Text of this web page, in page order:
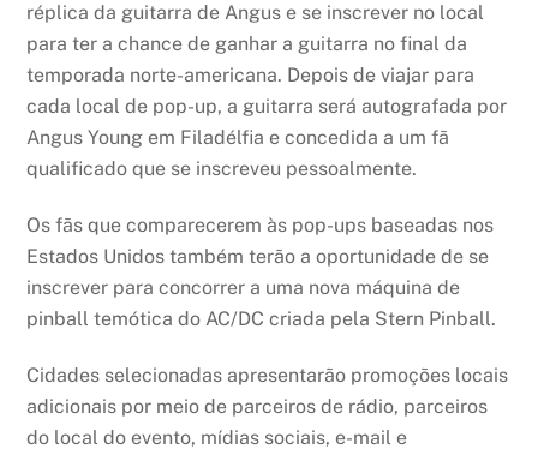
réplica da guitarra de Angus e se inscrever no local
para ter a chance de ganhar a guitarra no final da
temporada norte-americana. Depois de viajar para
cada local de pop-up, a guitarra será autografada por
Angus Young em Filadélfia e concedida a um fã
qualificado que se inscreveu pessoalmente.
Os fãs que comparecerem às pop-ups baseadas nos
Estados Unidos também terão a oportunidade de se
inscrever para concorrer a uma nova máquina de
pinball temótica do AC/DC criada pela Stern Pinball.
Cidades selecionadas apresentarão promoções locais
adicionais por meio de parceiros de rádio, parceiros
do local do evento, mídias sociais, e-mail e